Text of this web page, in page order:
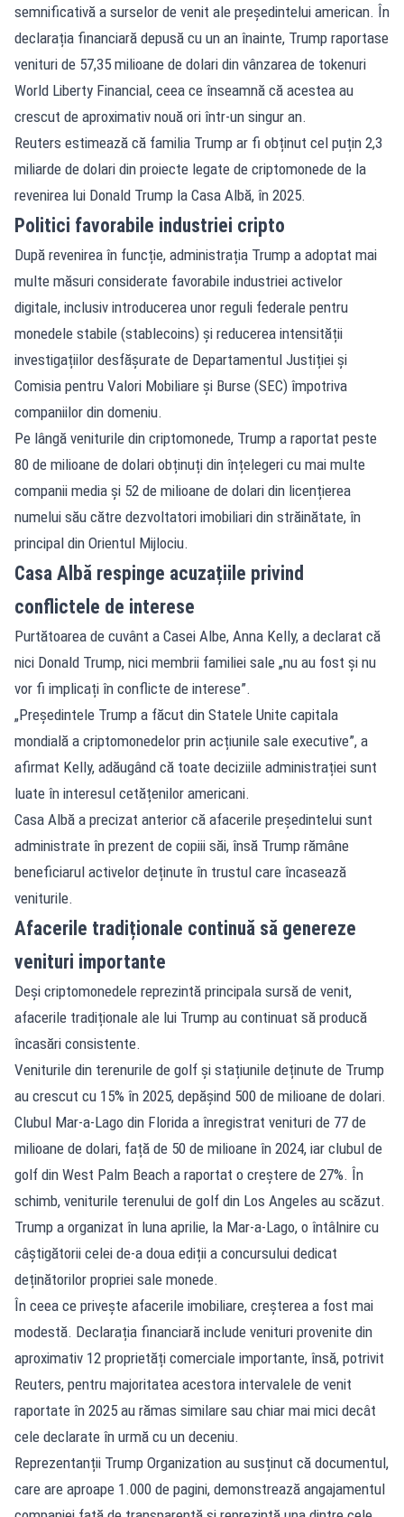
semnificativă a surselor de venit ale președintelui american. În
declarația financiară depusă cu un an înainte, Trump raportase
venituri de 57,35 milioane de dolari din vânzarea de tokenuri
World Liberty Financial, ceea ce înseamnă că acestea au
crescut de aproximativ nouă ori într-un singur an.
Reuters estimează că familia Trump ar fi obținut cel puțin 2,3
miliarde de dolari din proiecte legate de criptomonede de la
revenirea lui Donald Trump la Casa Albă, în 2025.
Politici favorabile industriei cripto
După revenirea în funcție, administrația Trump a adoptat mai
multe măsuri considerate favorabile industriei activelor
digitale, inclusiv introducerea unor reguli federale pentru
monedele stabile (stablecoins) și reducerea intensității
investigațiilor desfășurate de Departamentul Justiției și
Comisia pentru Valori Mobiliare și Burse (SEC) împotriva
companiilor din domeniu.
Pe lângă veniturile din criptomonede, Trump a raportat peste
80 de milioane de dolari obținuți din înțelegeri cu mai multe
companii media și 52 de milioane de dolari din licențierea
numelui său către dezvoltatori imobiliari din străinătate, în
principal din Orientul Mijlociu.
Casa Albă respinge acuzațiile privind
conflictele de interese
Purtătoarea de cuvânt a Casei Albe, Anna Kelly, a declarat că
nici Donald Trump, nici membrii familiei sale „nu au fost și nu
vor fi implicați în conflicte de interese”.
„Președintele Trump a făcut din Statele Unite capitala
mondială a criptomonedelor prin acțiunile sale executive”, a
afirmat Kelly, adăugând că toate deciziile administrației sunt
luate în interesul cetățenilor americani.
Casa Albă a precizat anterior că afacerile președintelui sunt
administrate în prezent de copiii săi, însă Trump rămâne
beneficiarul activelor deținute în trustul care încasează
veniturile.
Afacerile tradiționale continuă să genereze
venituri importante
Deși criptomonedele reprezintă principala sursă de venit,
afacerile tradiționale ale lui Trump au continuat să producă
încasări consistente.
Veniturile din terenurile de golf și stațiunile deținute de Trump
au crescut cu 15% în 2025, depășind 500 de milioane de dolari.
Clubul Mar-a-Lago din Florida a înregistrat venituri de 77 de
milioane de dolari, față de 50 de milioane în 2024, iar clubul de
golf din West Palm Beach a raportat o creștere de 27%. În
schimb, veniturile terenului de golf din Los Angeles au scăzut.
Trump a organizat în luna aprilie, la Mar-a-Lago, o întâlnire cu
câștigătorii celei de-a doua ediții a concursului dedicat
deținătorilor propriei sale monede.
În ceea ce privește afacerile imobiliare, creșterea a fost mai
modestă. Declarația financiară include venituri provenite din
aproximativ 12 proprietăți comerciale importante, însă, potrivit
Reuters, pentru majoritatea acestora intervalele de venit
raportate în 2025 au rămas similare sau chiar mai mici decât
cele declarate în urmă cu un deceniu.
Reprezentanții Trump Organization au susținut că documentul,
care are aproape 1.000 de pagini, demonstrează angajamentul